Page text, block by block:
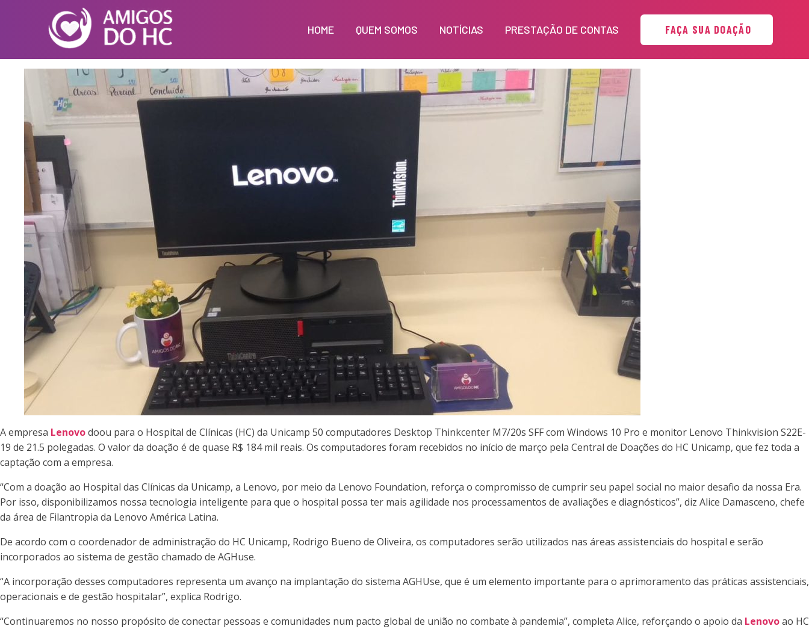
HOME QUEM SOMOS NOTÍCIAS PRESTAÇÃO DE CONTAS FAÇA SUA DOAÇÃO
A empresa Lenovodoou para o Hospital de Clínicas (HC) da Unicamp 50 computadores Desktop Thinkcenter M7/20s SFF com Windows 10 Pro e monitor Lenovo Thinkvision S22E-
19 de 21.5 polegadas. O valor da doação é de quase R$ 184 mil reais. Os computadores foram recebidos no início de março pela Central de Doações do HC Unicamp, que fez toda a
captação com a empresa.
“Com a doação ao Hospital das Clínicas da Unicamp, a Lenovo, por meio da Lenovo Foundation, reforça o compromisso de cumprir seu papel social no maior desafio da nossa Era.
Por isso, disponibilizamos nossa tecnologia inteligente para que o hospital possa ter mais agilidade nos processamentos de avaliações e diagnósticos”, diz Alice Damasceno, chefe
da área de Filantropia da Lenovo América Latina.
De acordo com o coordenador de administração do HC Unicamp, Rodrigo Bueno de Oliveira, os computadores serão utilizados nas áreas assistenciais do hospital e serão
incorporados ao sistema de gestão chamado de AGHuse.
“A incorporação desses computadores representa um avanço na implantação do sistema AGHUse, que é um elemento importante para o aprimoramento das práticas assistenciais,
operacionais e de gestão hospitalar”, explica Rodrigo.
“Continuaremos no nosso propósito de conectar pessoas e comunidades num pacto global de união no combate à pandemia”, completa Alice, reforçando o apoio da Lenovoao HC